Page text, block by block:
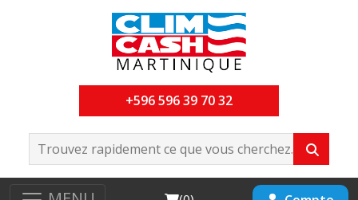
+596 596 39 70 32